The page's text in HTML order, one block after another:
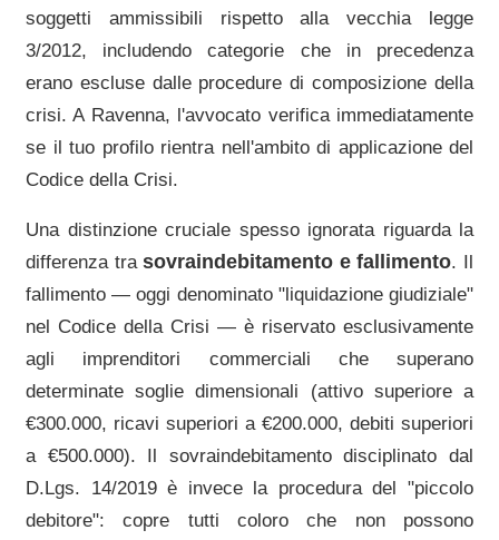
soggetti ammissibili rispetto alla vecchia legge
3/2012, includendo categorie che in precedenza
erano escluse dalle procedure di composizione della
crisi. A Ravenna, l'avvocato verifica immediatamente
se il tuo profilo rientra nell'ambito di applicazione del
Codice della Crisi.
Una distinzione cruciale spesso ignorata riguarda la
differenza tra sovraindebitamento e fallimento. Il
fallimento — oggi denominato "liquidazione giudiziale"
nel Codice della Crisi — è riservato esclusivamente
agli imprenditori commerciali che superano
determinate soglie dimensionali (attivo superiore a
€300.000, ricavi superiori a €200.000, debiti superiori
a €500.000). Il sovraindebitamento disciplinato dal
D.Lgs. 14/2019 è invece la procedura del "piccolo
debitore": copre tutti coloro che non possono